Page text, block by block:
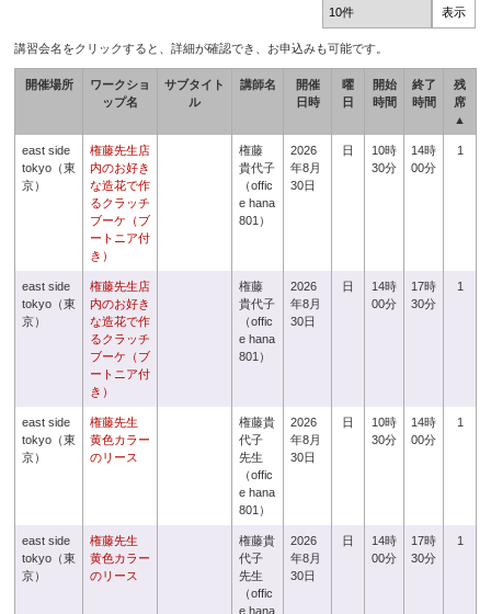
講習会名をクリックすると、詳細が確認でき、お申込みも可能です。
開催場所
ワークショ
ップ名
サブタイト
ル
講師名
開催
日時
曜
日
開始
時間
終了
時間
残
席
▲
east side
tokyo（東
京）
権藤先生店
内のお好き
な造花で作
るクラッチ
ブーケ（ブ
ートニア付
き）
権藤
貴代子
（offic
e hana
801）
2026
年8月
30日
日
10時
30分
14時
00分
1
east side
tokyo（東
京）
権藤先生店
内のお好き
な造花で作
るクラッチ
ブーケ（ブ
ートニア付
き）
権藤
貴代子
（offic
e hana
801）
2026
年8月
30日
日
14時
00分
17時
30分
1
east side
tokyo（東
京）
権藤先生
黄色カラー
のリース
権藤貴
代子
先生
（offic
e hana
801）
2026
年8月
30日
日
10時
30分
14時
00分
1
east side
tokyo（東
京）
権藤先生
黄色カラー
のリース
権藤貴
代子
先生
（offic
e hana
2026
年8月
30日
日
14時
00分
17時
30分
1